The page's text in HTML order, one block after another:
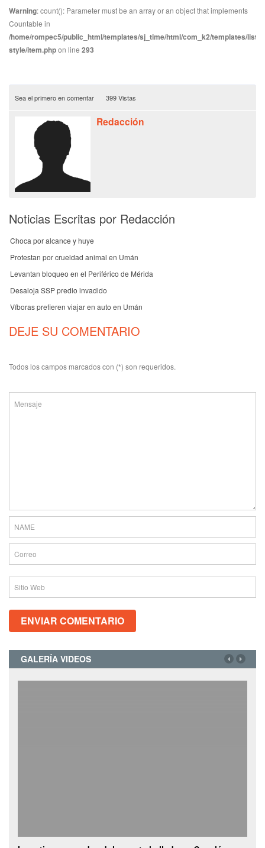
Warning: count(): Parameter must be an array or an object that implements
Countable in
/home/rompec5/public_html/templates/sj_time/html/com_k2/templates/
style/item.phpon line 293
Sea el primero en comentar 399 Vistas
Redacción
Noticias Escritas por Redacción
Choca por alcance y huye
Protestan por crueldad animal en Umán
Levantan bloqueo en el Periférico de Mérida
Desaloja SSP predio invadido
Víboras prefieren viajar en auto en Umán
DEJE SU COMENTARIO
Todos los campos marcados con (*) son requeridos.
GALERÍA VIDEOS